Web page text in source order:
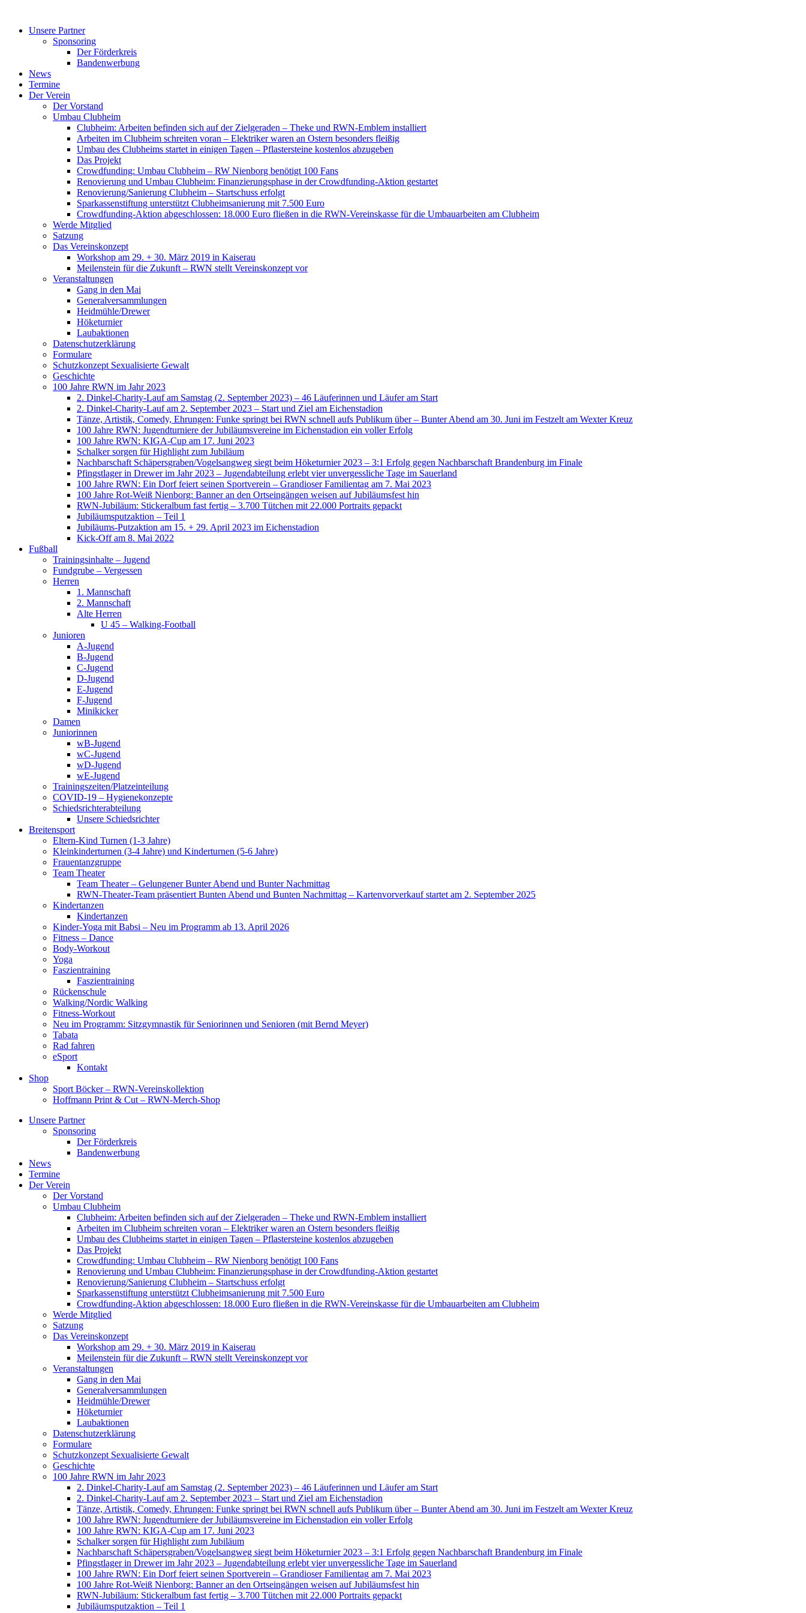
springenUnsere Partner
Sponsoring
Der Förderkreis
Bandenwerbung
News
Termine
Der Verein
Der Vorstand
Umbau Clubheim
Clubheim: Arbeiten befinden sich auf der Zielgeraden – Theke und RWN-Emblem installiert
Arbeiten im Clubheim schreiten voran – Elektriker waren an Ostern besonders fleißig
Umbau des Clubheims startet in einigen Tagen – Pflastersteine kostenlos abzugeben
Das Projekt
Crowdfunding: Umbau Clubheim – RW Nienborg benötigt 100 Fans
Renovierung und Umbau Clubheim: Finanzierungsphase in der Crowdfunding-Aktion gestartet
Renovierung/Sanierung Clubheim – Startschuss erfolgt
Sparkassenstiftung unterstützt Clubheimsanierung mit 7.500 Euro
Crowdfunding-Aktion abgeschlossen: 18.000 Euro fließen in die RWN-Vereinskasse für die Umbauarbeiten am Clubheim
Werde Mitglied
Satzung
Das Vereinskonzept
Workshop am 29. + 30. März 2019 in Kaiserau
Meilenstein für die Zukunft – RWN stellt Vereinskonzept vor
Veranstaltungen
Gang in den Mai
Generalversammlungen
Heidmühle/Drewer
Höketurnier
Laubaktionen
Datenschutzerklärung
Formulare
Schutzkonzept Sexualisierte Gewalt
Geschichte
100 Jahre RWN im Jahr 2023
2. Dinkel-Charity-Lauf am Samstag (2. September 2023) – 46 Läuferinnen und Läufer am Start
2. Dinkel-Charity-Lauf am 2. September 2023 – Start und Ziel am Eichenstadion
Tänze, Artistik, Comedy, Ehrungen: Funke springt bei RWN schnell aufs Publikum über – Bunter Abend am 30. Juni im Festzelt am Wexter Kreuz
100 Jahre RWN: Jugendturniere der Jubiläumsvereine im Eichenstadion ein voller Erfolg
100 Jahre RWN: KIGA-Cup am 17. Juni 2023
Schalker sorgen für Highlight zum Jubiläum
Nachbarschaft Schäpersgraben/Vogelsangweg siegt beim Höketurnier 2023 – 3:1 Erfolg gegen Nachbarschaft Brandenburg im Finale
Pfingstlager in Drewer im Jahr 2023 – Jugendabteilung erlebt vier unvergessliche Tage im Sauerland
100 Jahre RWN: Ein Dorf feiert seinen Sportverein – Grandioser Familientag am 7. Mai 2023
100 Jahre Rot-Weiß Nienborg: Banner an den Ortseingängen weisen auf Jubiläumsfest hin
RWN-Jubiläum: Stickeralbum fast fertig – 3.700 Tütchen mit 22.000 Portraits gepackt
Jubiläumsputzaktion – Teil 1
Jubiläums-Putzaktion am 15. + 29. April 2023 im Eichenstadion
Kick-Off am 8. Mai 2022
Fußball
Trainingsinhalte – Jugend
Fundgrube – Vergessen
Herren
1. Mannschaft
2. Mannschaft
Alte Herren
U 45 – Walking-Football
Junioren
A-Jugend
B-Jugend
C-Jugend
D-Jugend
E-Jugend
F-Jugend
Minikicker
Damen
Juniorinnen
wB-Jugend
wC-Jugend
wD-Jugend
wE-Jugend
Trainingszeiten/Platzeinteilung
COVID-19 – Hygienekonzepte
Schiedsrichterabteilung
Unsere Schiedsrichter
Breitensport
Eltern-Kind Turnen (1-3 Jahre)
Kleinkinderturnen (3-4 Jahre) und Kinderturnen (5-6 Jahre)
Frauentanzgruppe
Team Theater
Team Theater – Gelungener Bunter Abend und Bunter Nachmittag
RWN-Theater-Team präsentiert Bunten Abend und Bunten Nachmittag – Kartenvorverkauf startet am 2. September 2025
Kindertanzen
Kindertanzen
Kinder-Yoga mit Babsi – Neu im Programm ab 13. April 2026
Fitness – Dance
Body-Workout
Yoga
Faszientraining
Faszientraining
Rückenschule
Walking/Nordic Walking
Fitness-Workout
Neu im Programm: Sitzgymnastik für Seniorinnen und Senioren (mit Bernd Meyer)
Tabata
Rad fahren
eSport
Kontakt
Shop
Sport Böcker – RWN-Vereinskollektion
Hoffmann Print & Cut – RWN-Merch-Shop
Unsere Partner
Sponsoring
Der Förderkreis
Bandenwerbung
News
Termine
Der Verein
Der Vorstand
Umbau Clubheim
Clubheim: Arbeiten befinden sich auf der Zielgeraden – Theke und RWN-Emblem installiert
Arbeiten im Clubheim schreiten voran – Elektriker waren an Ostern besonders fleißig
Umbau des Clubheims startet in einigen Tagen – Pflastersteine kostenlos abzugeben
Das Projekt
Crowdfunding: Umbau Clubheim – RW Nienborg benötigt 100 Fans
Renovierung und Umbau Clubheim: Finanzierungsphase in der Crowdfunding-Aktion gestartet
Renovierung/Sanierung Clubheim – Startschuss erfolgt
Sparkassenstiftung unterstützt Clubheimsanierung mit 7.500 Euro
Crowdfunding-Aktion abgeschlossen: 18.000 Euro fließen in die RWN-Vereinskasse für die Umbauarbeiten am Clubheim
Werde Mitglied
Satzung
Das Vereinskonzept
Workshop am 29. + 30. März 2019 in Kaiserau
Meilenstein für die Zukunft – RWN stellt Vereinskonzept vor
Veranstaltungen
Gang in den Mai
Generalversammlungen
Heidmühle/Drewer
Höketurnier
Laubaktionen
Datenschutzerklärung
Formulare
Schutzkonzept Sexualisierte Gewalt
Geschichte
100 Jahre RWN im Jahr 2023
2. Dinkel-Charity-Lauf am Samstag (2. September 2023) – 46 Läuferinnen und Läufer am Start
2. Dinkel-Charity-Lauf am 2. September 2023 – Start und Ziel am Eichenstadion
Tänze, Artistik, Comedy, Ehrungen: Funke springt bei RWN schnell aufs Publikum über – Bunter Abend am 30. Juni im Festzelt am Wexter Kreuz
100 Jahre RWN: Jugendturniere der Jubiläumsvereine im Eichenstadion ein voller Erfolg
100 Jahre RWN: KIGA-Cup am 17. Juni 2023
Schalker sorgen für Highlight zum Jubiläum
Nachbarschaft Schäpersgraben/Vogelsangweg siegt beim Höketurnier 2023 – 3:1 Erfolg gegen Nachbarschaft Brandenburg im Finale
Pfingstlager in Drewer im Jahr 2023 – Jugendabteilung erlebt vier unvergessliche Tage im Sauerland
100 Jahre RWN: Ein Dorf feiert seinen Sportverein – Grandioser Familientag am 7. Mai 2023
100 Jahre Rot-Weiß Nienborg: Banner an den Ortseingängen weisen auf Jubiläumsfest hin
RWN-Jubiläum: Stickeralbum fast fertig – 3.700 Tütchen mit 22.000 Portraits gepackt
Jubiläumsputzaktion – Teil 1